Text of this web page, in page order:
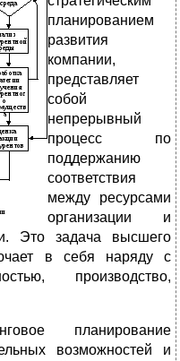
планированием
развития
компании,
представляет
собой
непрерывный
процесс по
поддержанию
соответствия
между ресурсами
организации и
Это задача высшего
в себя наряду с
производство,
планирование
возможностей и